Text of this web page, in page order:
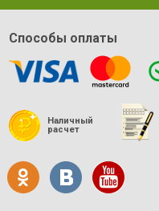
Способы оплаты
Наличный
расчет